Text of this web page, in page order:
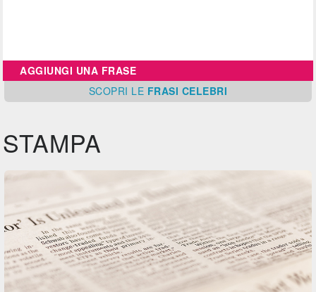
AGGIUNGI UNA FRASE
SCOPRI LE FRASI CELEBRI
STAMPA